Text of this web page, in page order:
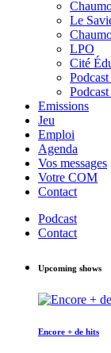
Le
LPO
Cité
Emissions
Jeu
Emploi
Agenda
Vos messages
Votre COM
Contact
Podcast
Contact
Upcoming shows
Encore + de hits